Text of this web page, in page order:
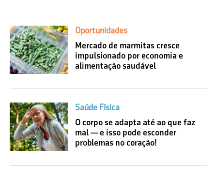
Oportunidades
Mercado de marmitas cresce
impulsionado por economia e
alimentação saudável
Saúde Física
O corpo se adapta até ao que faz
mal — e isso pode esconder
problemas no coração!